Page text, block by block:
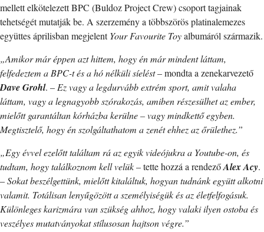
mellett elkötelezett BPC (Buldoz Project Crew) csoport tagjainak
tehetségét mutatják be. A szerzemény a többszörös platinalemezes
együttes áprilisban megjelentYour Favourite Toyalbumáról származik.
„Amikor már éppen azt hittem, hogy én már mindent láttam,
felfedeztem a BPC-t és a hó nélküli síelést– mondta a zenekarvezető
Dave Grohl. – Ez vagy a legdurvább extrém sport, amit valaha
láttam, vagy a legnagyobb szórakozás, amiben részesülhet az ember,
mielőtt garantáltan kórházba kerülne – vagy mindkettő egyben.
Megtisztelő, hogy én szolgáltathatom a zenét ehhez az őrülethez.”
„Egy évvel ezelőtt találtam rá az egyik videójukra a Youtube-on, és
tudtam, hogy találkoznom kell velük– tette hozzá a rendezőAlex Acy.
–Sokat beszélgettünk, mielőtt kitaláltuk, hogyan tudnánk együtt alkotni
valamit. Totálisan lenyűgözött a személyiségük és az életfelfogásuk.
Különleges karizmára van szükség ahhoz, hogy valaki ilyen ostoba és
veszélyes mutatványokat stílusosan hajtson végre.”